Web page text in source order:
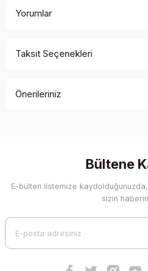
Yorumlar
Taksit Seçenekleri
Önerileriniz
Görüş ve önerileriniz için teşekkür
Ürün resmi kalitesiz, bozuk
Bültene
E-bülten listemize
sizin